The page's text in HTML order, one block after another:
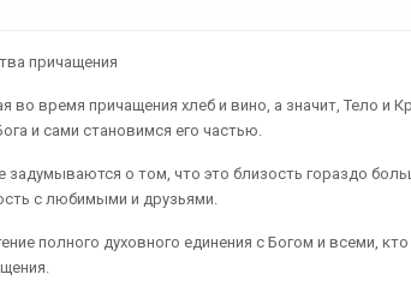
причащения
во время причащения хлеб и вино, а значит, Тело и
и сами становимся его частью.
задумываются о том, что это близость гораздо
с любимыми и друзьями.
полного духовного единения с Богом и всеми,